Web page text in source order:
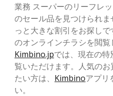
業務 スーパーのリーフレ
のセール品を見つけられ
っと大きな割引をお探し
のオンラインチラシを閲覧
Kimbino.jpでは、現在の
覧いただけます。人気の
たい方は、 Kimbinoアプリ
い。